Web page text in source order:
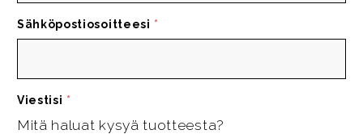
Sähköpostiosoitteesi *
Viestisi *
Mitä haluat kysyä tuotteesta?